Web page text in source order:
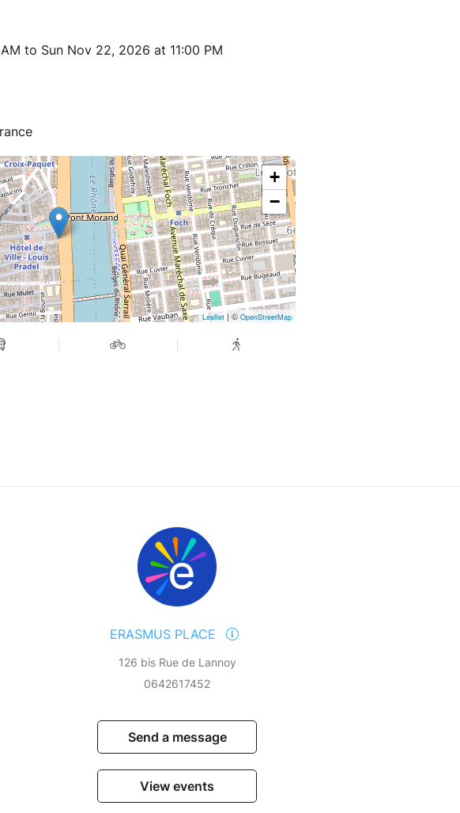
dédiées.
un système 3D Secure. Votre carte
numéro de téléphone portable. Si ce n’est
de régler votre paiement par carte bancaire
pouvez payer avec votre carte de crédit si
possession d’une carte d’identité valide
en cas d’allergies, de problèmes médicaux
parentale ainsi que le numéro des parents
tourisme (61 personnes), avec des
de nos compagnies se fait sur la base
to Sun Nov 22, 2026 at 11:00 PM
+
−
Leaflet| © OpenStreetMap
ERASMUS PLACE
126 bis Rue de Lannoy
0642617452
Send a message
View events